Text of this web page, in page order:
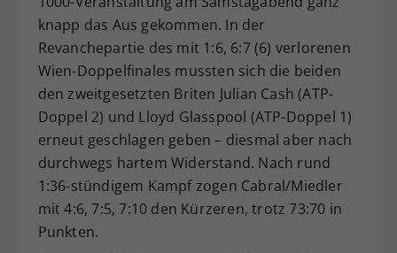
knapp das Aus gekommen. In der
Revanchepartie des mit 1:6, 6:7 (6) verlorenen
Wien-Doppelfinales mussten sich die beiden
den zweitgesetzten Briten Julian Cash (ATP-
Doppel 2) und Lloyd Glasspool (ATP-Doppel 1)
erneut geschlagen geben – diesmal aber nach
durchwegs hartem Widerstand. Nach rund
1:36-stündigem Kampf zogen Cabral/Miedler
mit 4:6, 7:5, 7:10 den Kürzeren, trotz 73:70 in
Punkten.